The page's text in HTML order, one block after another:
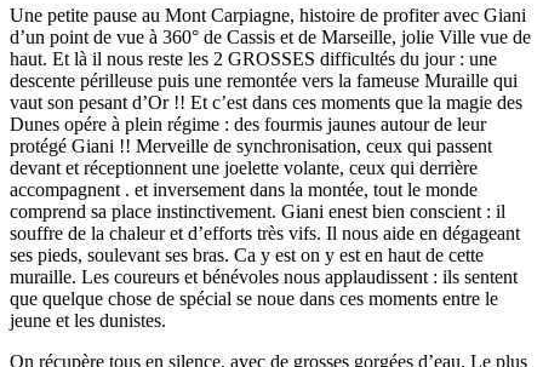
Une petite pause au Mont Carpiagne, histoire de profiter avec Giani
d’un point de vue à 360° de Cassis et de Marseille, jolie Ville vue de
haut. Et là il nous reste les 2 GROSSES difficultés du jour : une
descente périlleuse puis une remontée vers la fameuse Muraille qui
vaut son pesant d’Or !! Et c’est dans ces moments que la magie des
Dunes opére à plein régime : des fourmis jaunes autour de leur
protégé Giani !! Merveille de synchronisation, ceux qui passent
devant et réceptionnent une joelette volante, ceux qui derrière
accompagnent . et inversement dans la montée, tout le monde
comprend sa place instinctivement. Giani enest bien conscient : il
souffre de la chaleur et d’efforts très vifs. Il nous aide en dégageant
ses pieds, soulevant ses bras. Ca y est on y est en haut de cette
muraille. Les coureurs et bénévoles nous applaudissent : ils sentent
que quelque chose de spécial se noue dans ces moments entre le
jeune et les dunistes.
On récupère tous en silence, avec de grosses gorgées d’eau. Le plus